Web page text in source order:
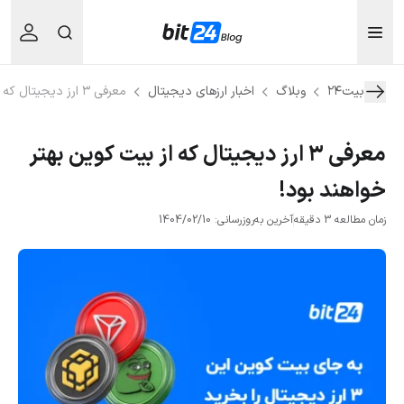
بیت۲۴ وبلاگ اخبار ارزهای دیجیتال معرفی ۳ ارز دیجیتال که از بیت کوین بهتر خواهند بود!
معرفی ۳ ارز دیجیتال که از بیت کوین بهتر
خواهند بود!
زمان مطالعه 3 دقیقه آخرین به‌روزرسانی: 1404/02/10